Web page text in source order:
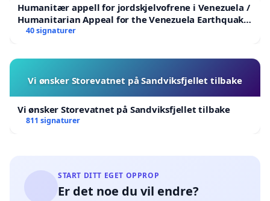
Humanitær appell for jordskjelvofrene i Venezuela /
Humanitarian Appeal for the Venezuela Earthquake
Victims
40 signaturer
Vi ønsker Storevatnet på Sandviksfjellet tilbake
Vi ønsker Storevatnet på Sandviksfjellet tilbake
811 signaturer
START DITT EGET OPPROP
Er det noe du vil endre?